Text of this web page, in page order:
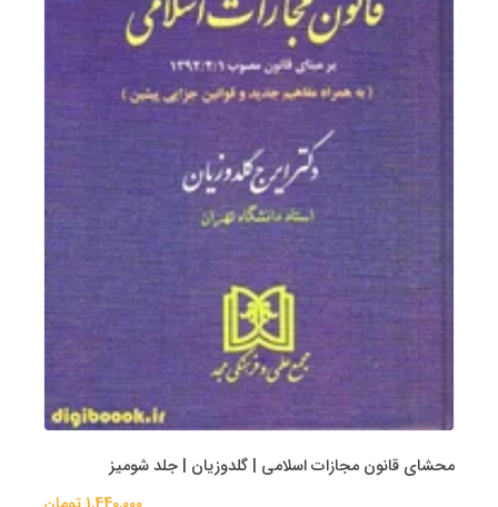
محشای قانون مجازات اسلامی | گلدوزیان | جلد شومیز